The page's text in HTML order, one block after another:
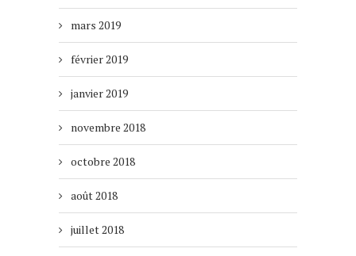
mars 2019
février 2019
janvier 2019
novembre 2018
octobre 2018
août 2018
juillet 2018